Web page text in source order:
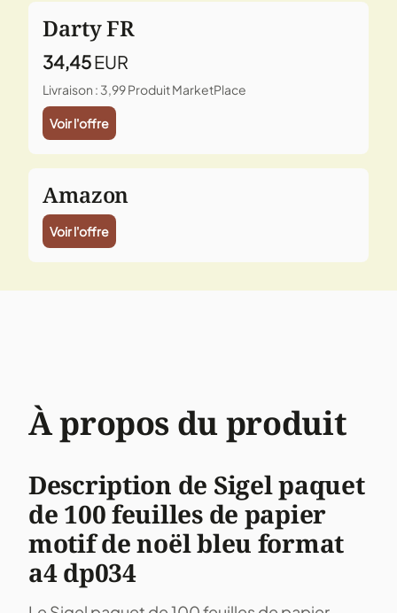
Darty FR
34,45EUR
Livraison : 3,99Produit MarketPlace
Voir l'offre
Amazon
Voir l'offre
À propos du produit
Description de Sigel paquet
de 100 feuilles de papier
motif de noël bleu format
a4 dp034